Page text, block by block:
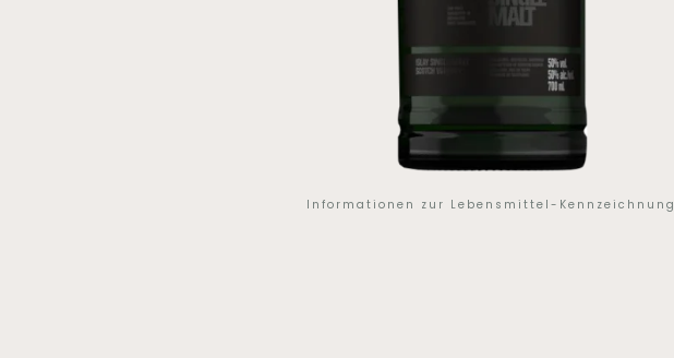
Informationen zur Lebensmittel-Kennzeichnung